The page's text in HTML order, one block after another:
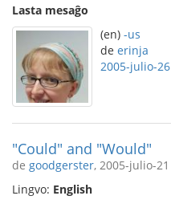
Lasta mesaĝo
(en) -us
de erinja
2005-julio-26
"Could" and "Would"
de goodgerster, 2005-julio-21
Lingvo: English